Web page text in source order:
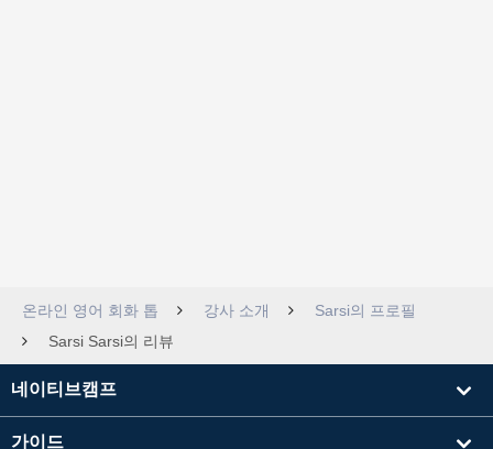
온라인 영어 회화 톱 강사 소개
Sarsi의 프로필
Sarsi Sarsi의 리뷰
네이티브캠프
가이드